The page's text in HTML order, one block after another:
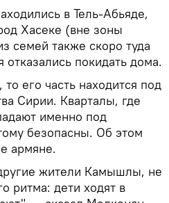
в Тель-Абьяде,
Хасеке (вне зоны
семей также скоро туда
отказались покидать дома.
его часть находится под
Сирии. Кварталы, где
именно под
безопасны. Об этом
армяне.
жители Камышлы, не
ритма: дети ходят в